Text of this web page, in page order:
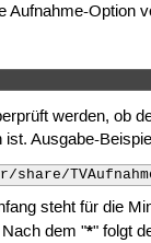
Aufnahme-Option
werden, ob
Ausgabe-
steht für die
dem "*" folgt